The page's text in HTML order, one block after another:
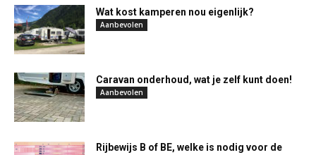
Wat kost kamperen nou eigenlijk?
Aanbevolen
Caravan onderhoud, wat je zelf kunt doen!
Aanbevolen
Rijbewijs B of BE, welke is nodig voor de